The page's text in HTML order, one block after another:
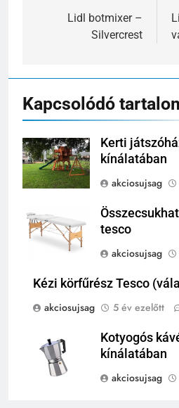
navigáció
Lidl botmixer –
Silvercrest
Kapcsolódó
Kerti
kínálatában
akciosujsag
tesco
akciosujsag
Kézi körfűrész Tesco
akciosujsag
5 év ezelőtt
Kotyogós
kínálatában
akciosujsag